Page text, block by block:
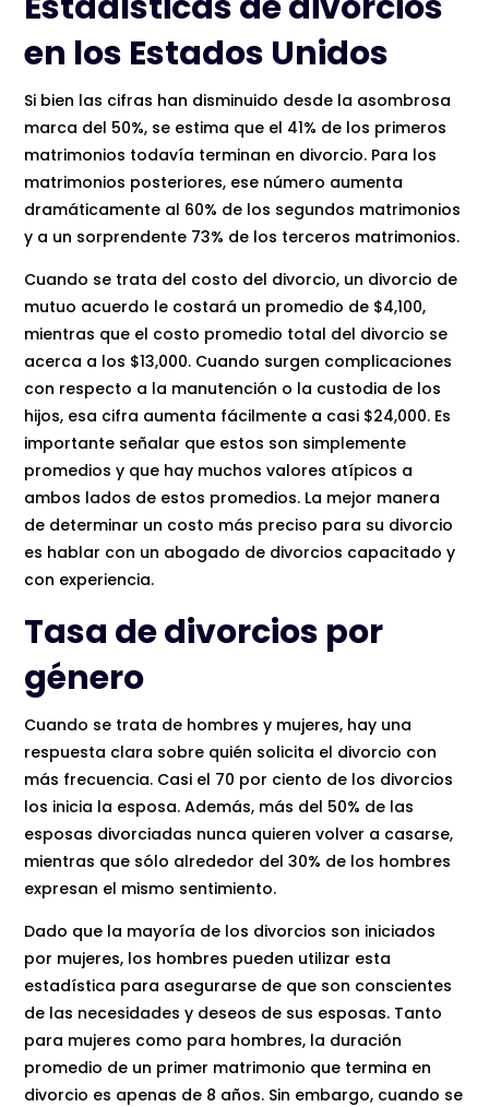
en los Estados Unidos
Si bien las cifras han disminuido desde la asombrosa
marca del 50%, se estima que el 41% de los primeros
matrimonios todavía terminan en divorcio. Para los
matrimonios posteriores, ese número aumenta
dramáticamente al 60% de los segundos matrimonios
y a un sorprendente 73% de los terceros matrimonios.
Cuando se trata del costo del divorcio, un divorcio de
mutuo acuerdo le costará un promedio de $4,100,
mientras que el costo promedio total del divorcio se
acerca a los $13,000. Cuando surgen complicaciones
con respecto a la manutención o la custodia de los
hijos, esa cifra aumenta fácilmente a casi $24,000. Es
importante señalar que estos son simplemente
promedios y que hay muchos valores atípicos a
ambos lados de estos promedios. La mejor manera
de determinar un costo más preciso para su divorcio
es hablar con un abogado de divorcios capacitado y
con experiencia.
Tasa de divorcios por
género
Cuando se trata de hombres y mujeres, hay una
respuesta clara sobre quién solicita el divorcio con
más frecuencia. Casi el 70 por ciento de los divorcios
los inicia la esposa. Además, más del 50% de las
esposas divorciadas nunca quieren volver a casarse,
mientras que sólo alrededor del 30% de los hombres
expresan el mismo sentimiento.
Dado que la mayoría de los divorcios son iniciados
por mujeres, los hombres pueden utilizar esta
estadística para asegurarse de que son conscientes
de las necesidades y deseos de sus esposas. Tanto
para mujeres como para hombres, la duración
promedio de un primer matrimonio que termina en
divorcio es apenas de 8 años. Sin embargo, cuando se